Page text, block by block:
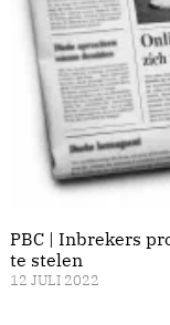
PBC | Inbrekers
te stelen
12 JULI 2022